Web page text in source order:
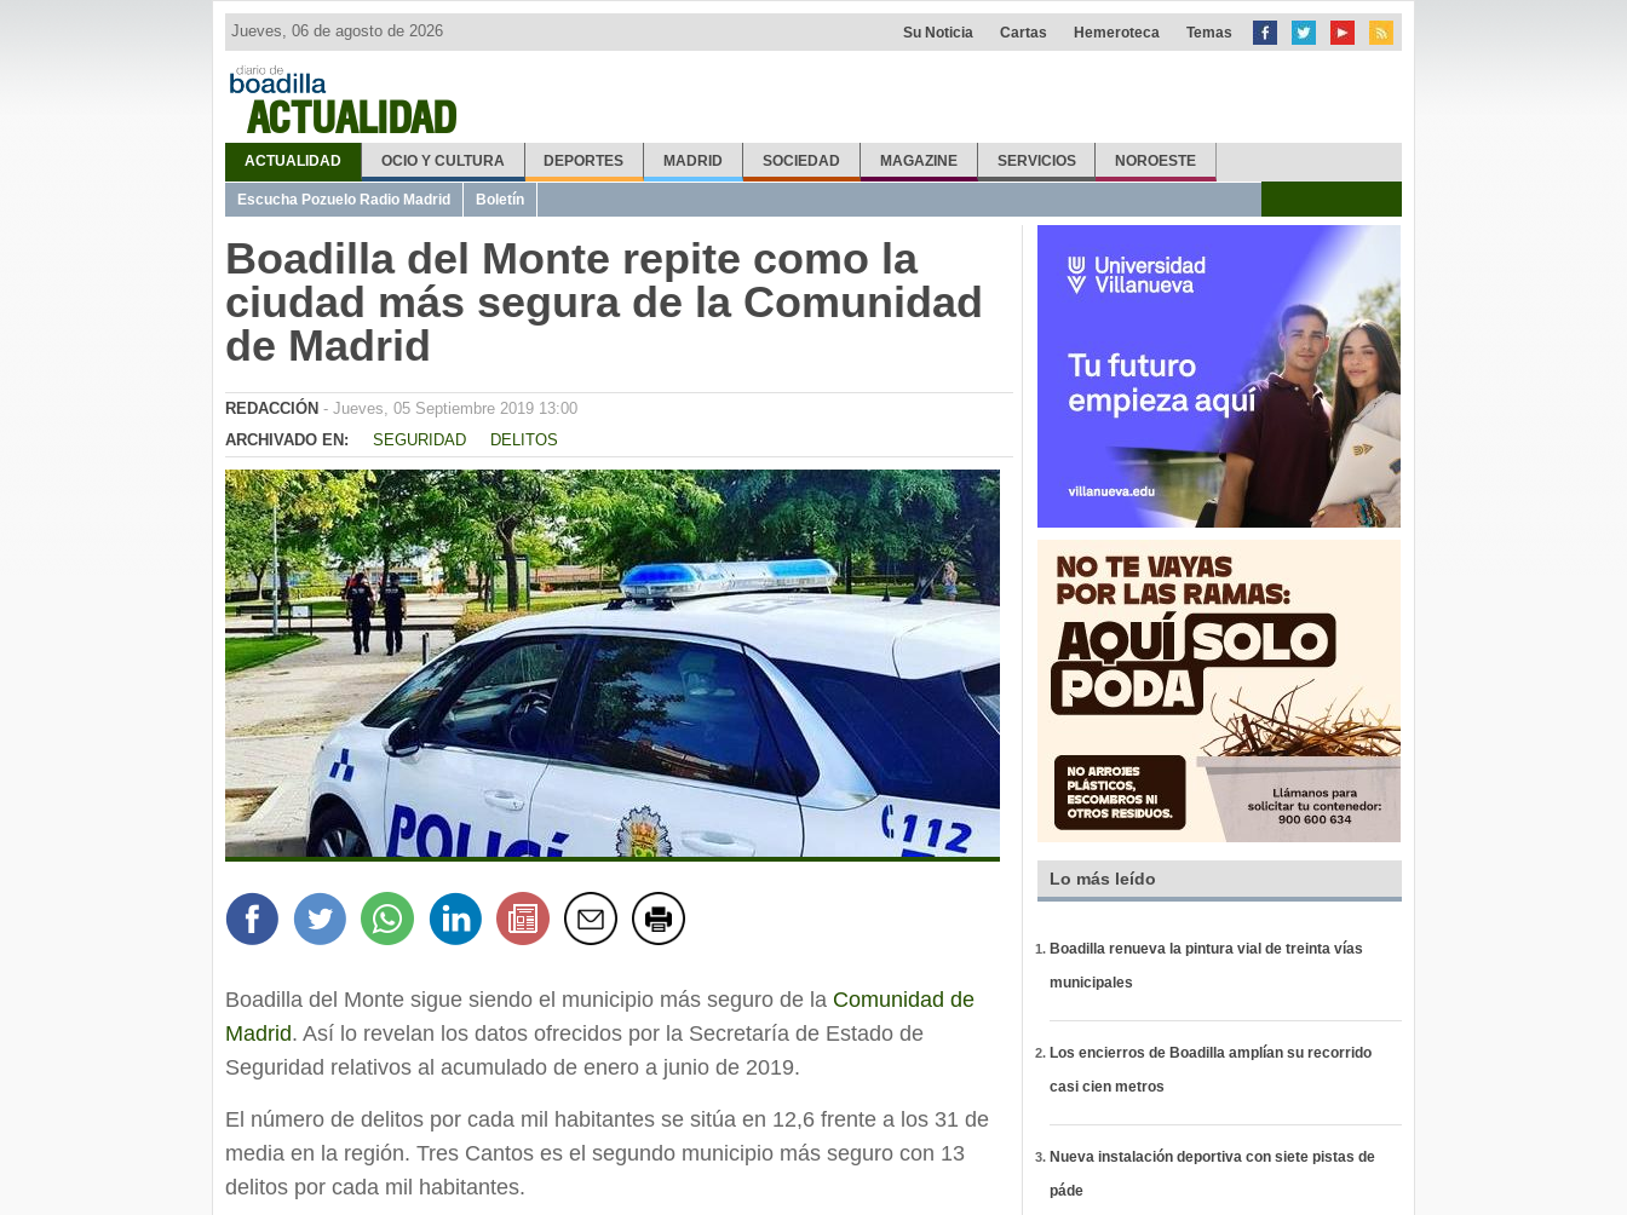
ACTUALIDAD
Jueves, 06 de agosto de 2026 Su Noticia Cartas Hemeroteca Temas
ACTUALIDAD OCIO Y CULTURA DEPORTES MADRID SOCIEDAD MAGAZINE SERVICIOS NOROESTE
Escucha Pozuelo Radio Madrid Boletín
Boadilla del Monte repite como la
ciudad más segura de la Comunidad
de Madrid
REDACCIÓN - Jueves, 05 Septiembre 2019 13:00
ARCHIVADO EN:
SEGURIDAD DELITOS
Boadilla del Monte sigue siendo el municipio más seguro de la Comunidad de
Madrid. Así lo revelan los datos ofrecidos por la Secretaría de Estado de
Seguridad relativos al acumulado de enero a junio de 2019.
El número de delitos por cada mil habitantes se sitúa en 12,6 frente a los 31 de
media en la región. Tres Cantos es el segundo municipio más seguro con 13
delitos por cada mil habitantes.
Lo más leído
Boadilla renueva la pintura vial de treinta vías
municipales
Los encierros de Boadilla amplían su recorrido
casi cien metros
Nueva instalación deportiva con siete pistas de
páde